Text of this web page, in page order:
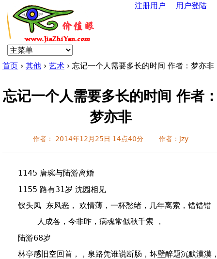
Jump to navigation
e
r
e
注册用户 用户登陆
在
里
首页 › 其他 › 艺术 › 忘记一个人需要多长的时间 作者：梦亦非
忘记一个人需要多长的时间 作者
梦亦非
作者： 2014年12月25日 14点40分 作者： jzy
1145 唐琬与陆游离婚
1155 路有31岁 沈园相见
钗头凤 东风恶， 欢情薄，一杯愁绪，几年离索，错错错
人成各，今非昨，病魂常似秋千索 ，
陆游68岁
林亭感旧空回首，，泉路凭谁说断肠，坏壁醉题沉默漠漠